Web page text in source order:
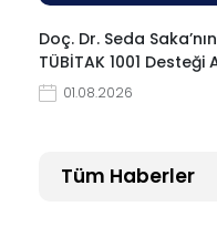
Doç. Dr. Seda
TÜBİTAK 1001
01.08.2026
Tüm Haberler